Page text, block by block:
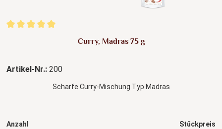
Durchschnittliche Bewertung von 5 von 5 Sternen
Curry, Madras 75 g
Artikel-Nr.: 200
Scharfe Curry-Mischung Typ Madras
Anzahl Stückpreis